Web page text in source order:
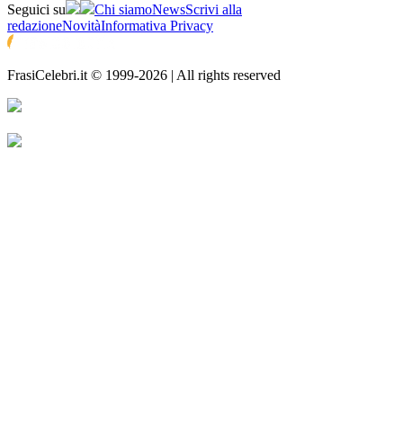
Seguici su Chi siamoNewsScrivi alla
redazioneNovitàInformativa Privacy
FrasiCelebri.it © 1999-2026 | All rights reserved